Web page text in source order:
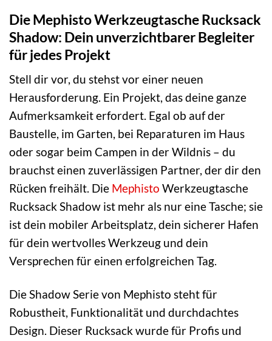
Die Mephisto Werkzeugtasche Rucksack
Shadow: Dein unverzichtbarer Begleiter
für jedes Projekt
Stell dir vor, du stehst vor einer neuen
Herausforderung. Ein Projekt, das deine ganze
Aufmerksamkeit erfordert. Egal ob auf der
Baustelle, im Garten, bei Reparaturen im Haus
oder sogar beim Campen in der Wildnis – du
brauchst einen zuverlässigen Partner, der dir den
Rücken freihält. Die Mephisto Werkzeugtasche
Rucksack Shadow ist mehr als nur eine Tasche; sie
ist dein mobiler Arbeitsplatz, dein sicherer Hafen
für dein wertvolles Werkzeug und dein
Versprechen für einen erfolgreichen Tag.
Die Shadow Serie von Mephisto steht für
Robustheit, Funktionalität und durchdachtes
Design. Dieser Rucksack wurde für Profis und